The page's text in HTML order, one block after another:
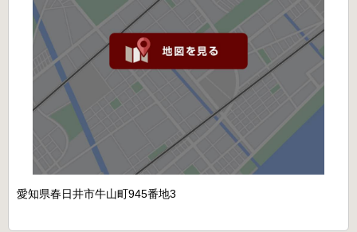
愛知県春日井市牛山町945番地3